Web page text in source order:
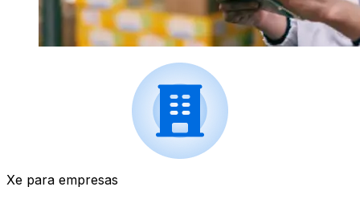
Xe para empresas